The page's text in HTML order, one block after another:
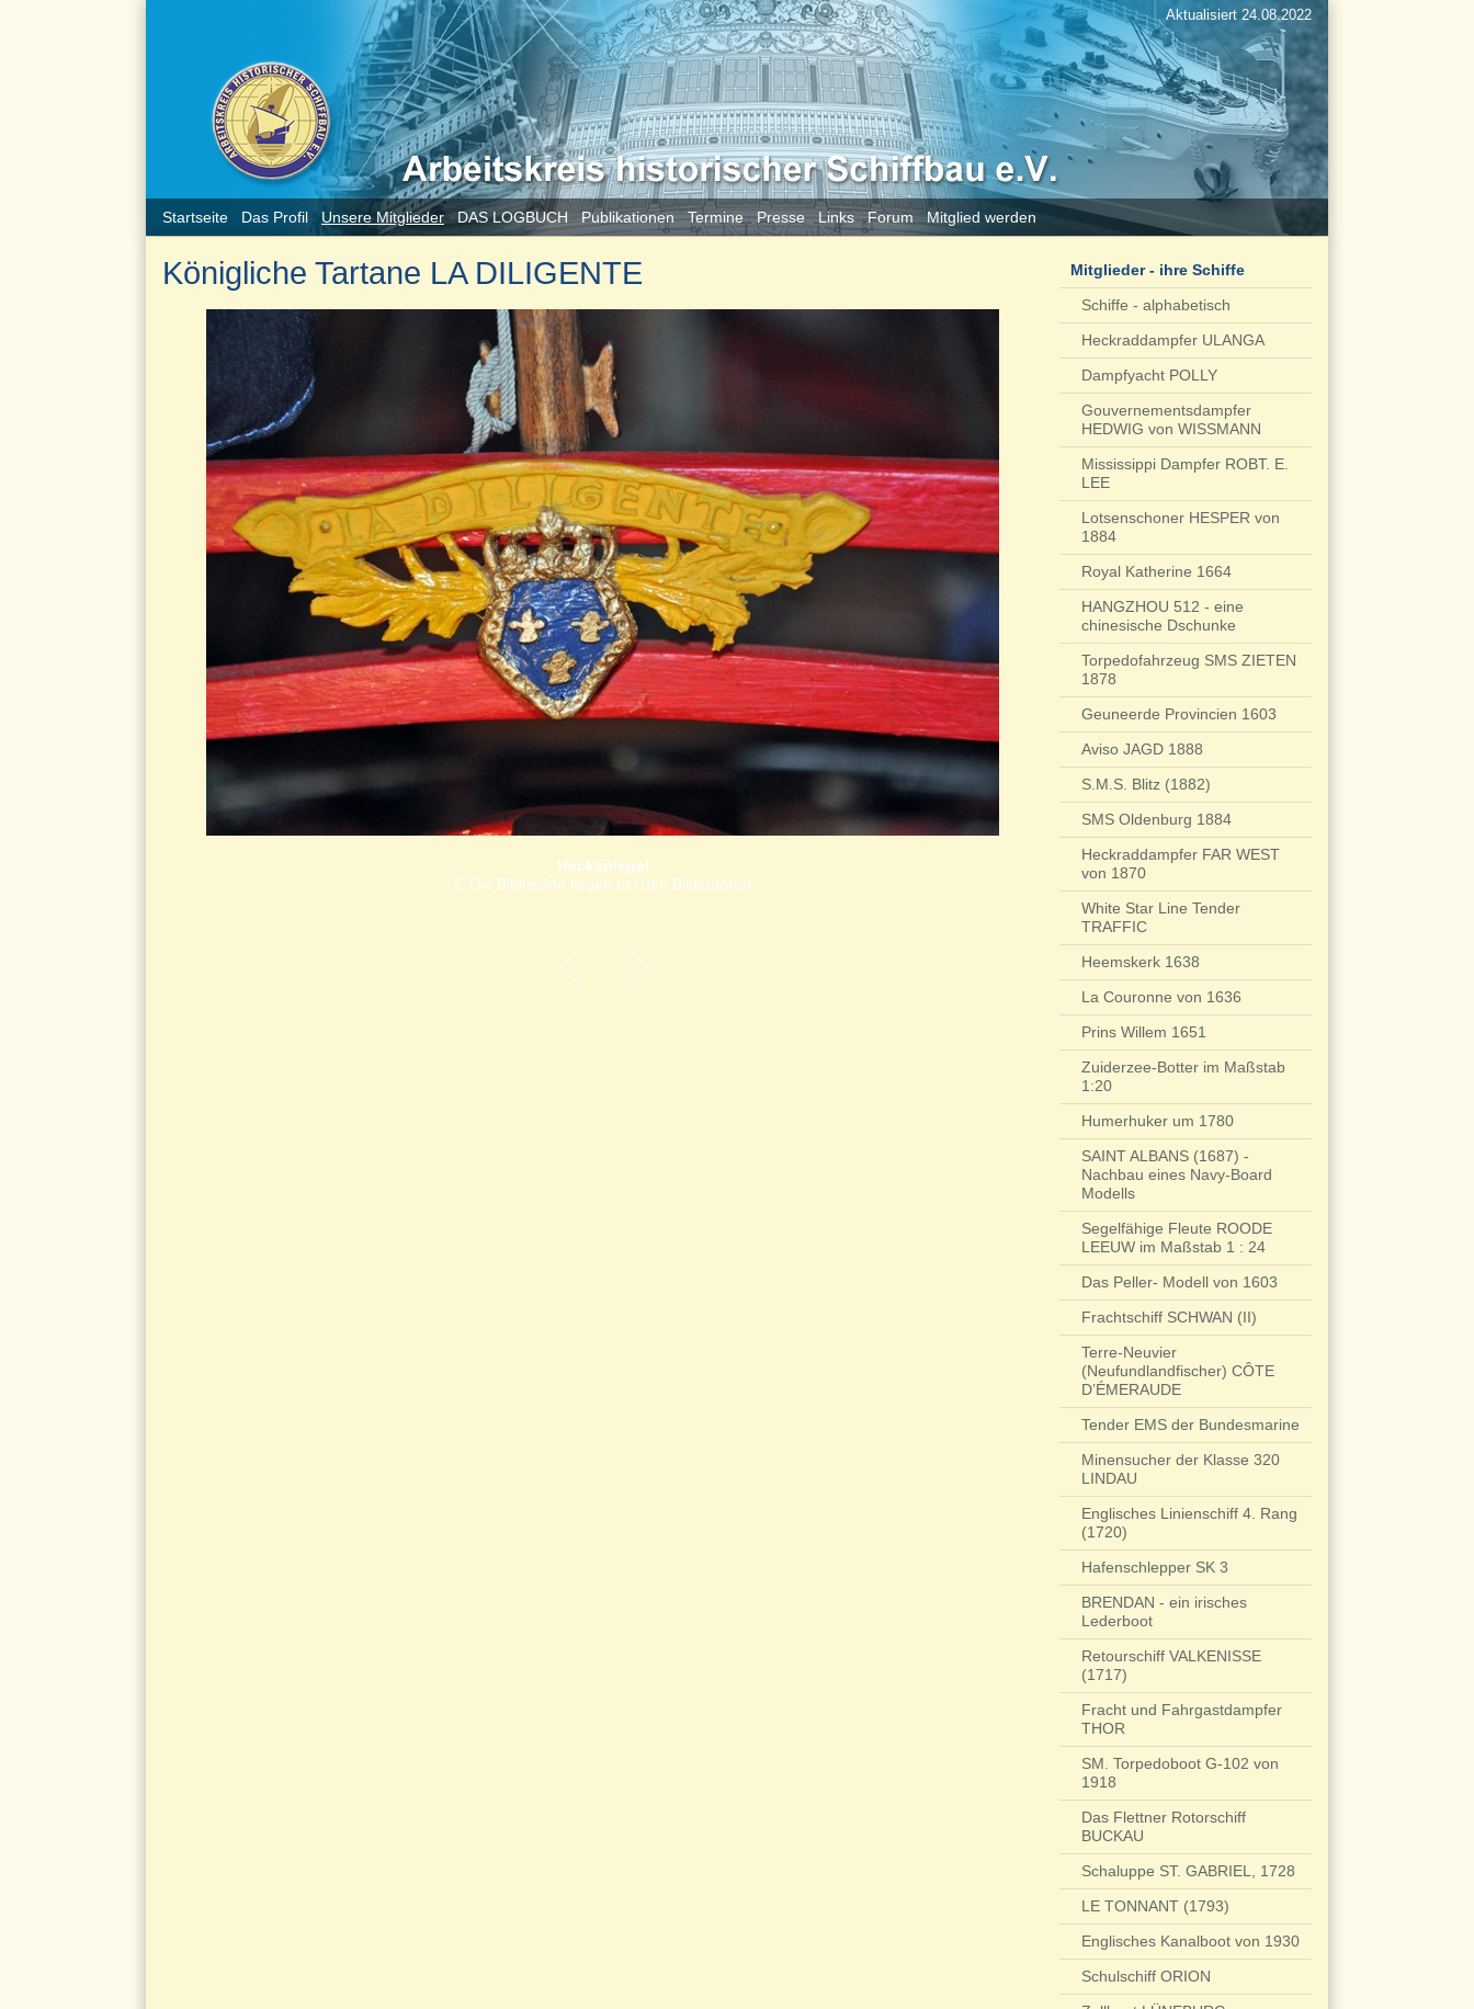
Startseite Das Profil Unsere Mitglieder DAS LOGBUCH Publikationen Termine Presse Links Forum Mitglied werden
Aktualisiert 24.08.2022
Königliche Tartane LA DILIGENTE
Heckspiegel
© Die Bildrechte liegen bei den Bildautoren
Mitglieder - ihre Schiffe
Schiffe - alphabetisch
Heckraddampfer ULANGA
Dampfyacht POLLY
Gouvernementsdampfer
HEDWIG von WISSMANN
Mississippi Dampfer ROBT. E.
LEE
Lotsenschoner HESPER von
1884
Royal Katherine 1664
HANGZHOU 512 - eine
chinesische Dschunke
Torpedofahrzeug SMS ZIETEN
1878
Geuneerde Provincien 1603
Aviso JAGD 1888
S.M.S. Blitz (1882)
SMS Oldenburg 1884
Heckraddampfer FAR WEST
von 1870
White Star Line Tender
TRAFFIC
Heemskerk 1638
La Couronne von 1636
Prins Willem 1651
Zuiderzee-Botter im Maßstab
1:20
Humerhuker um 1780
SAINT ALBANS (1687) -
Nachbau eines Navy-Board
Modells
Segelfähige Fleute ROODE
LEEUW im Maßstab 1 : 24
Das Peller- Modell von 1603
Frachtschiff SCHWAN (II)
Terre-Neuvier
(Neufundlandfischer) CÔTE
D’ÉMERAUDE
Tender EMS der Bundesmarine
Minensucher der Klasse 320
LINDAU
Englisches Linienschiff 4. Rang
(1720)
Hafenschlepper SK 3
BRENDAN - ein irisches
Lederboot
Retourschiff VALKENISSE
(1717)
Fracht und Fahrgastdampfer
THOR
SM. Torpedoboot G-102 von
1918
Das Flettner Rotorschiff
BUCKAU
Schaluppe ST. GABRIEL, 1728
LE TONNANT (1793)
Englisches Kanalboot von 1930
Schulschiff ORION